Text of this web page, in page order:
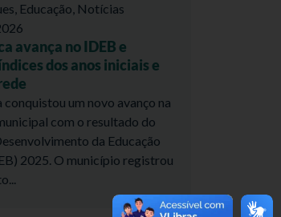
, Educação, Notícias
avança no IDEB e
dos anos iniciais e
conquistou um novo avanço na
com o resultado do
da Educação
2025. O município registrou